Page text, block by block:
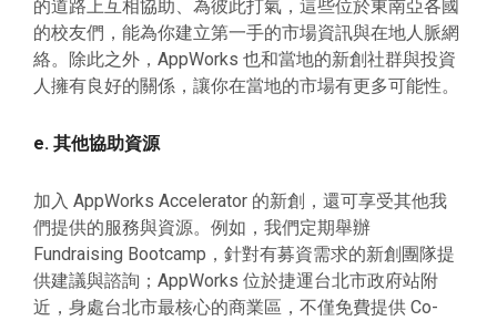
的道路上互相協助、為彼此打氣，這些位於東南亞各國
的校友們，能為你建立第一手的市場資訊與在地人脈網
絡。除此之外，AppWorks 也和當地的新創社群與投資
人擁有良好的關係，讓你在當地的市場有更多可能性。
e. 其他協助資源
加入 AppWorks Accelerator 的新創，還可享受其他我
們提供的服務與資源。例如，我們定期舉辦
Fundraising Bootcamp，針對有募資需求的新創團隊提
供建議與諮詢；AppWorks 位於捷運台北市政府站附
近，身處台北市最核心的商業區，不僅免費提供 Co-